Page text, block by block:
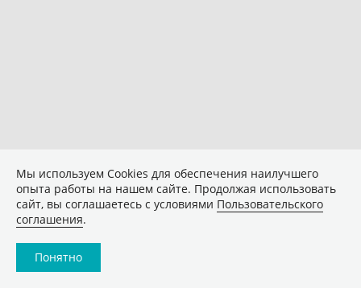
Мы используем Сookies для обеспечения наилучшего
опыта работы на нашем сайте. Продолжая использовать
сайт, вы соглашаетесь с условиями Пользовательского
соглашения.
Понятно